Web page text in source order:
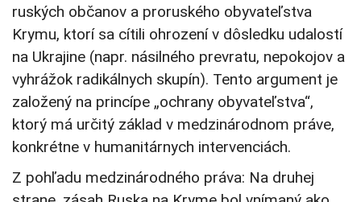
ruských občanov a proruského obyvateľstva
Krymu, ktorí sa cítili ohrození v dôsledku udalostí
na Ukrajine (napr. násilného prevratu, nepokojov a
vyhrážok radikálnych skupín). Tento argument je
založený na princípe „ochrany obyvateľstva“,
ktorý má určitý základ v medzinárodnom práve,
konkrétne v humanitárnych intervenciách.
Z pohľadu medzinárodného práva: Na druhej